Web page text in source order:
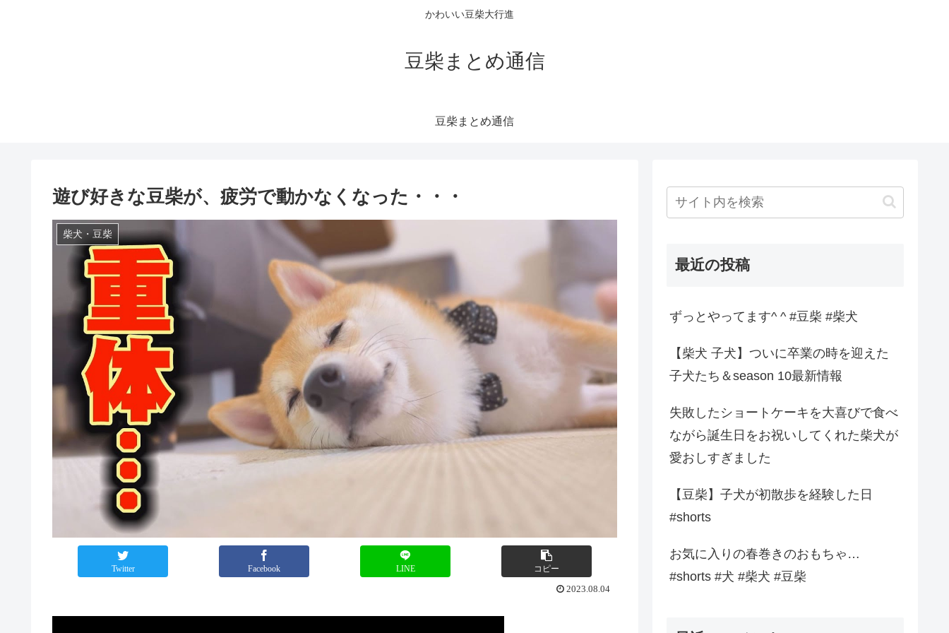
かわいい豆柴大行進
豆柴まとめ通信
豆柴まとめ通信
遊び好きな豆柴が、疲労で動かなくなった・・・
柴犬・豆柴
Twitter Facebook LINE コピー
2023.08.04
最近の投稿
ずっとやってます^ ^ #豆柴 #柴犬
【柴犬 子犬】ついに卒業の時を迎えた
子犬たち＆season 10最新情報
失敗したショートケーキを大喜びで食べ
ながら誕生日をお祝いしてくれた柴犬が
愛おしすぎました
【豆柴】子犬が初散歩を経験した日
#shorts
お気に入りの春巻きのおもちゃ…
#shorts #犬 #柴犬 #豆柴